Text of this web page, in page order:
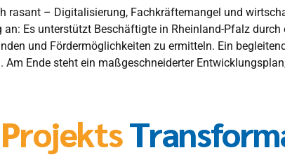
rasant – Digitalisierung, Fachkräftemangel und
Es unterstützt Beschäftigte in Rheinland-Pfalz
und Fördermöglichkeiten zu ermitteln. Ein
Am Ende steht ein maßgeschneiderter